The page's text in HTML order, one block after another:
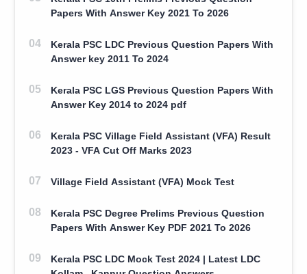
Papers With Answer Key 2021 To 2026
Kerala PSC LDC Previous Question Papers With
Answer key 2011 To 2024
Kerala PSC LGS Previous Question Papers With
Answer Key 2014 to 2024 pdf
Kerala PSC Village Field Assistant (VFA) Result
2023 - VFA Cut Off Marks 2023
Village Field Assistant (VFA) Mock Test
Kerala PSC Degree Prelims Previous Question
Papers With Answer Key PDF 2021 To 2026
Kerala PSC LDC Mock Test 2024 | Latest LDC